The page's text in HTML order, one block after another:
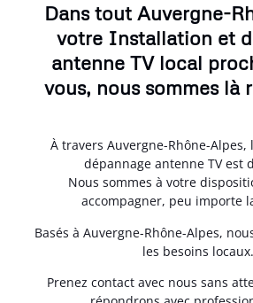
Dans tout Auvergne-
votre Installation et
antenne TV local
vous, nous sommes là
À travers Auvergne-Rhône-
dépannage antenne TV est
Nous sommes à votre
accompagner, peu importe
Basés à Auvergne-Rhône-Alpes,
les besoins locaux.
Prenez contact avec nous sans